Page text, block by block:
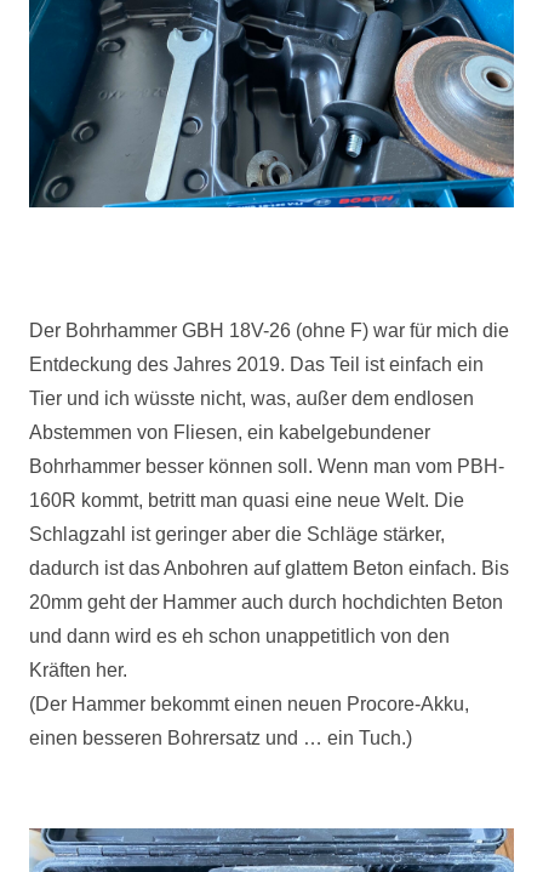
Der Bohrhammer GBH 18V-26 (ohne F) war für mich die
Entdeckung des Jahres 2019. Das Teil ist einfach ein
Tier und ich wüsste nicht, was, außer dem endlosen
Abstemmen von Fliesen, ein kabelgebundener
Bohrhammer besser können soll. Wenn man vom PBH-
160R kommt, betritt man quasi eine neue Welt. Die
Schlagzahl ist geringer aber die Schläge stärker,
dadurch ist das Anbohren auf glattem Beton einfach. Bis
20mm geht der Hammer auch durch hochdichten Beton
und dann wird es eh schon unappetitlich von den
Kräften her.
(Der Hammer bekommt einen neuen Procore-Akku,
einen besseren Bohrersatz und … ein Tuch.)